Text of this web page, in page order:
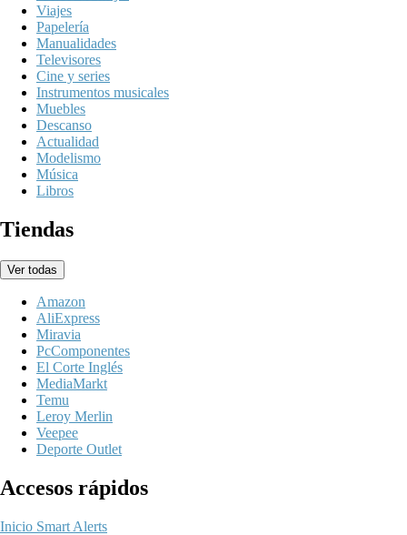
Viajes
Papelería
Manualidades
Televisores
Cine y series
Instrumentos musicales
Muebles
Descanso
Actualidad
Modelismo
Música
Libros
Tiendas
Ver todas
Amazon
AliExpress
Miravia
PcComponentes
El Corte Inglés
MediaMarkt
Temu
Leroy Merlin
Veepee
Deporte Outlet
Accesos rápidos
Inicio Smart Alerts